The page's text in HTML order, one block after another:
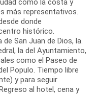
como la costa y
más representativos.
donde
histórico.
San Juan de Dios, la.
la del Ayuntamiento,
como el Paseo de
Populo. Tiempo libre
y para seguir
al hotel, cena y